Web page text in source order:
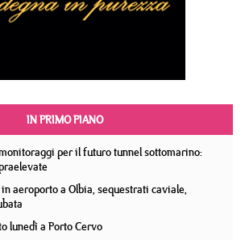
IN PRIMO PIANO
per il futuro tunnel sottomarino:
aeroporto a Olbia, sequestrati caviale,
lunedì a Porto Cervo